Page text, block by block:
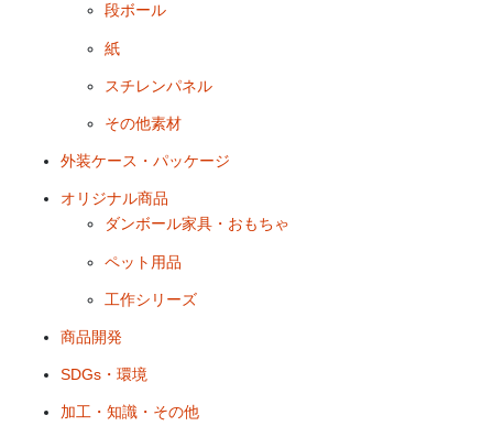
段ボール
紙
スチレンパネル
その他素材
外装ケース・パッケージ
オリジナル商品
ダンボール家具・おもちゃ
ペット用品
工作シリーズ
商品開発
SDGs・環境
加工・知識・その他